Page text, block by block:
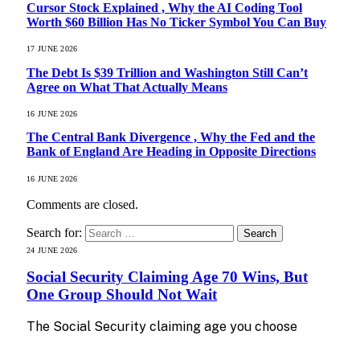
Cursor Stock Explained , Why the AI Coding Tool
Worth $60 Billion Has No Ticker Symbol You Can Buy
17 JUNE 2026
The Debt Is $39 Trillion and Washington Still Can’t
Agree on What That Actually Means
16 JUNE 2026
The Central Bank Divergence , Why the Fed and the
Bank of England Are Heading in Opposite Directions
16 JUNE 2026
Comments are closed.
Search for:
24 JUNE 2026
Social Security Claiming Age 70 Wins, But
One Group Should Not Wait
The Social Security claiming age you choose